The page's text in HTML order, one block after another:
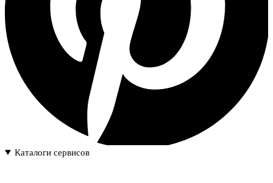
Каталоги сервисов